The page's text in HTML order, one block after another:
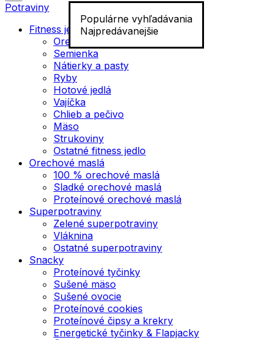
Populárne vyhľadávania
Najpredávanejšie
Potraviny
Fitness jedlo
Orechy
Semienka
Nátierky a pasty
Ryby
Hotové jedlá
Vajíčka
Chlieb a pečivo
Mäso
Strukoviny
Ostatné fitness jedlo
Orechové maslá
100 % orechové maslá
Sladké orechové maslá
Proteínové orechové maslá
Superpotraviny
Zelené superpotraviny
Vláknina
Ostatné superpotraviny
Snacky
Proteínové tyčinky
Sušené mäso
Sušené ovocie
Proteínové cookies
Proteínové čipsy a krekry
Energetické tyčinky & Flapjacky